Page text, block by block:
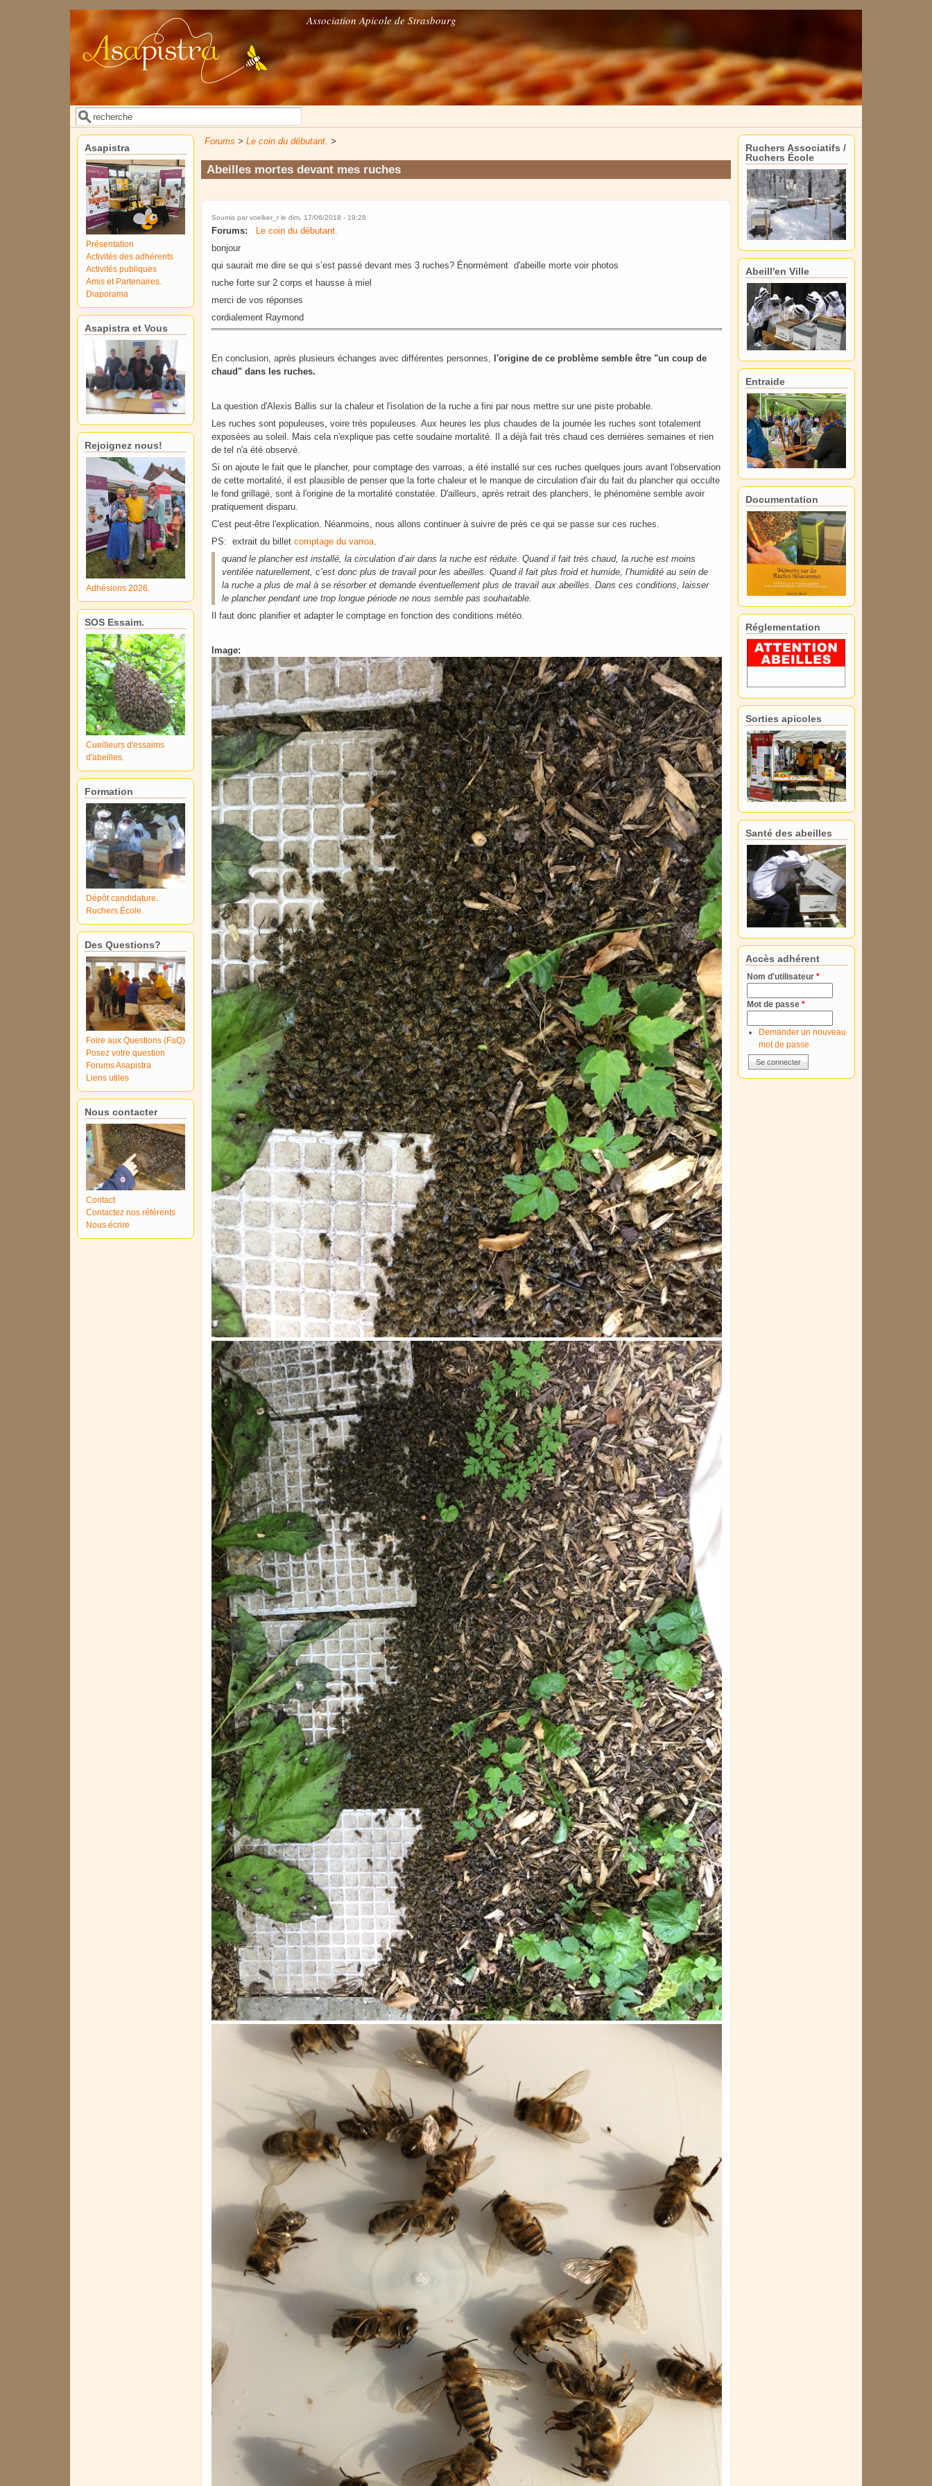
Association Apicole de Strasbourg
Formulaire de recherche
Rechercher
Forums >Le coin du débutant. >
Abeilles mortes devant mes ruches
Soumis parvoelker_r le dim, 17/06/2018 - 19:28
Forums:
Le coin du débutant.
bonjour
qui saurait me dire se qui s’est passé devant mes 3 ruches? Énormément d'abeille morte voir photos
ruche forte sur 2 corps et hausse à miel
merci de vos réponses
cordialement Raymond
En conclusion, après plusieurs échanges avec différentes personnes, l'origine de ce problème semble être "un coup de
chaud" dans les ruches.
La question d'Alexis Ballis sur la chaleur et l'isolation de la ruche a fini par nous mettre sur une piste probable.
Les ruches sont populeuses, voire très populeuses. Aux heures les plus chaudes de la journée les ruches sont totalement
exposées au soleil. Mais cela n'explique pas cette soudaine mortalité. Il a déjà fait très chaud ces dernières semaines et rien
de tel n'a été observé.
Si on ajoute le fait que le plancher, pour comptage des varroas, a été installé sur ces ruches quelques jours avant l'observation
de cette mortalité, il est plausible de penser que la forte chaleur et le manque de circulation d'air du fait du plancher qui occulte
le fond grillagé, sont à l'origine de la mortalité constatée. D'ailleurs, après retrait des planchers, le phénomène semble avoir
pratiquement disparu.
C'est peut-être l'explication. Néanmoins, nous allons continuer à suivre de près ce qui se passe sur ces ruches.
PS: extrait du billetcomptage du varroa.
quand le plancher est installé, la circulation d’air dans la ruche est réduite. Quand il fait très chaud, la ruche est moins
ventilée naturellement, c’est donc plus de travail pour les abeilles. Quand il fait plus froid et humide, l’humidité au sein de
la ruche a plus de mal à se résorber et demande éventuellement plus de travail aux abeilles. Dans ces conditions, laisser
le plancher pendant une trop longue période ne nous semble pas souhaitable.
Il faut donc planifier et adapter le comptage en fonction des conditions météo.
Image:
Asapistra
Présentation
Activités des adhérents
Activités publiques
Amis et Partenaires.
Diaporama
Asapistra et Vous
Rejoignez nous!
Adhésions 2026.
SOS Essaim.
Cueilleurs d'essaims
d'abeilles.
Formation
Dépôt candidature.
Ruchers École.
Des Questions?
Foire aux Questions (FaQ)
Posez votre question
Forums Asapistra
Liens utiles
Nous contacter
Contact
Contactez nos référents
Nous écrire
Ruchers Associatifs /
Ruchers École
Abeill'en Ville
Entraide
Documentation
Réglementation
Sorties apicoles
Santé des abeilles
Accès adhérent
Nom d'utilisateur *
Mot de passe *
Demander un nouveau
mot de passe